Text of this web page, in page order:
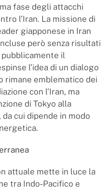
fase degli attacchi
l’Iran. La missione di
giapponese in Iran
però senza risultati
il
l’idea di un dialogo
rimane emblematico dei
con l’Iran, ma
di Tokyo alla
cui dipende in modo
attuale mette in luce la
tra Indo‑Pacifico e